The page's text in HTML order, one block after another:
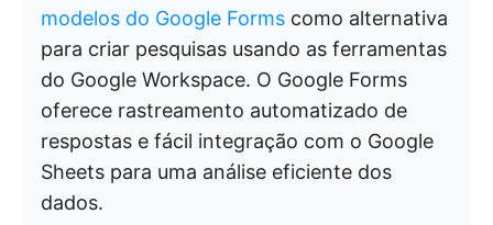
modelos do Google Forms como alternativa
para criar pesquisas usando as ferramentas
do Google Workspace. O Google Forms
oferece rastreamento automatizado de
respostas e fácil integração com o Google
Sheets para uma análise eficiente dos
dados.